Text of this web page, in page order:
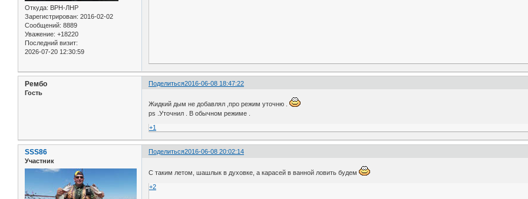
Откуда: ВРН-ЛНР
Зарегистрирован: 2016-02-02
Сообщений: 8889
Уважение: +18220
Последний визит:
2026-07-20 12:30:59
Поделиться2016-06-08 18:47:22
Рембо
Гость
Жидкий дым не добавлял ,про режим уточню .
ps .Уточнил . В обычном режиме .
+1
Поделиться2016-06-08 20:02:14
SSS86
Участник
С таким летом, шашлык в духовке, а карасей в ванной ловить будем
+2